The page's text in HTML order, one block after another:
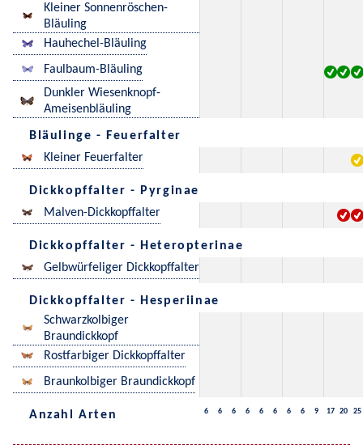
Kleiner Sonnenröschen-
Bläuling
Hauhechel-Bläuling
Faulbaum-Bläuling
Dunkler Wiesenknopf-
Ameisenbläuling
Bläulinge - Feuerfalter
Kleiner Feuerfalter
Dickkopffalter - Pyrginae
Malven-Dickkopffalter
Dickkopffalter - Heteropterinae
Gelbwürfeliger Dickkopffalter
Dickkopffalter - Hesperiinae
Schwarzkolbiger
Braundickkopf
Rostfarbiger Dickkopffalter
Braunkolbiger Braundickkopf
Anzahl Arten 6 6 6 6 6 6 6 6 9 17 20 25